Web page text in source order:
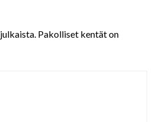
Pakolliset kentät on